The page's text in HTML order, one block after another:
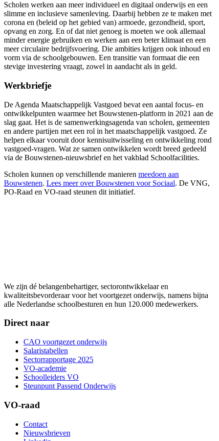
Scholen werken aan meer individueel en digitaal onderwijs en een
slimme en inclusieve samenleving. Daarbij hebben ze te maken met
corona en (beleid op het gebied van) armoede, gezondheid, sport,
opvang en zorg. En of dat niet genoeg is moeten we ook allemaal
minder energie gebruiken en werken aan een beter klimaat en een
meer circulaire bedrijfsvoering. Die ambities krijgen ook inhoud en
vorm via de schoolgebouwen. Een transitie van formaat die een
stevige investering vraagt, zowel in aandacht als in geld.
Werkbriefje
De Agenda Maatschappelijk Vastgoed bevat een aantal focus- en
ontwikkelpunten waarmee het Bouwstenen-platform in 2021 aan de
slag gaat. Het is de samenwerkingsagenda van scholen, gemeenten
en andere partijen met een rol in het maatschappelijk vastgoed. Ze
helpen elkaar vooruit door kennisuitwisseling en ontwikkeling rond
vastgoed-vragen. Wat ze samen ontwikkelen wordt breed gedeeld
via de Bouwstenen-nieuwsbrief en het vakblad Schoolfacilities.
Scholen kunnen op verschillende manieren meedoen aan
Bouwstenen. Lees meer over Bouwstenen voor Sociaal. De VNG,
PO-Raad en VO-raad steunen dit initiatief.
We zijn dé belangenbehartiger, sectorontwikkelaar en
kwaliteitsbevorderaar voor het voortgezet onderwijs, namens bijna
alle Nederlandse schoolbesturen en hun 120.000 medewerkers.
Direct naar
CAO voortgezet onderwijs
Salaristabellen
Sectorrapportage 2025
VO-academie
Schoolleiders VO
Steunpunt Passend Onderwijs
VO-raad
Contact
Nieuwsbrieven